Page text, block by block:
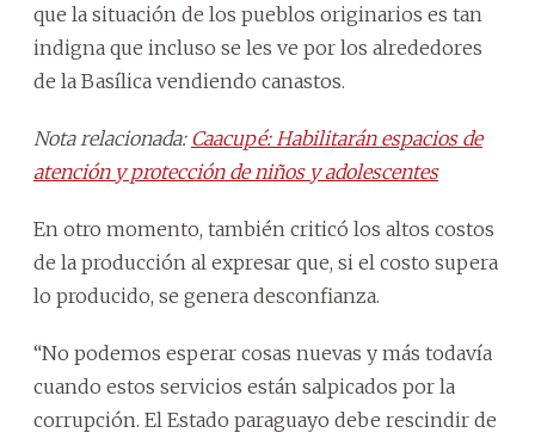
que la situación de los pueblos originarios es tan
indigna que incluso se les ve por los alrededores
de la Basílica vendiendo canastos.
Nota relacionada: Caacupé: Habilitarán espacios de
atención y protección de niños y adolescentes
En otro momento, también criticó los altos costos
de la producción al expresar que, si el costo supera
lo producido, se genera desconfianza.
“No podemos esperar cosas nuevas y más todavía
cuando estos servicios están salpicados por la
corrupción. El Estado paraguayo debe rescindir de